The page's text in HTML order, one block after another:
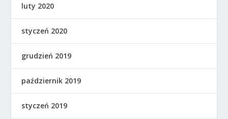
luty 2020
styczeń 2020
grudzień 2019
październik 2019
styczeń 2019